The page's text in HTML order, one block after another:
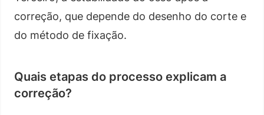
correção, que depende do desenho do corte e
do método de fixação.
Quais etapas do processo explicam a
correção?